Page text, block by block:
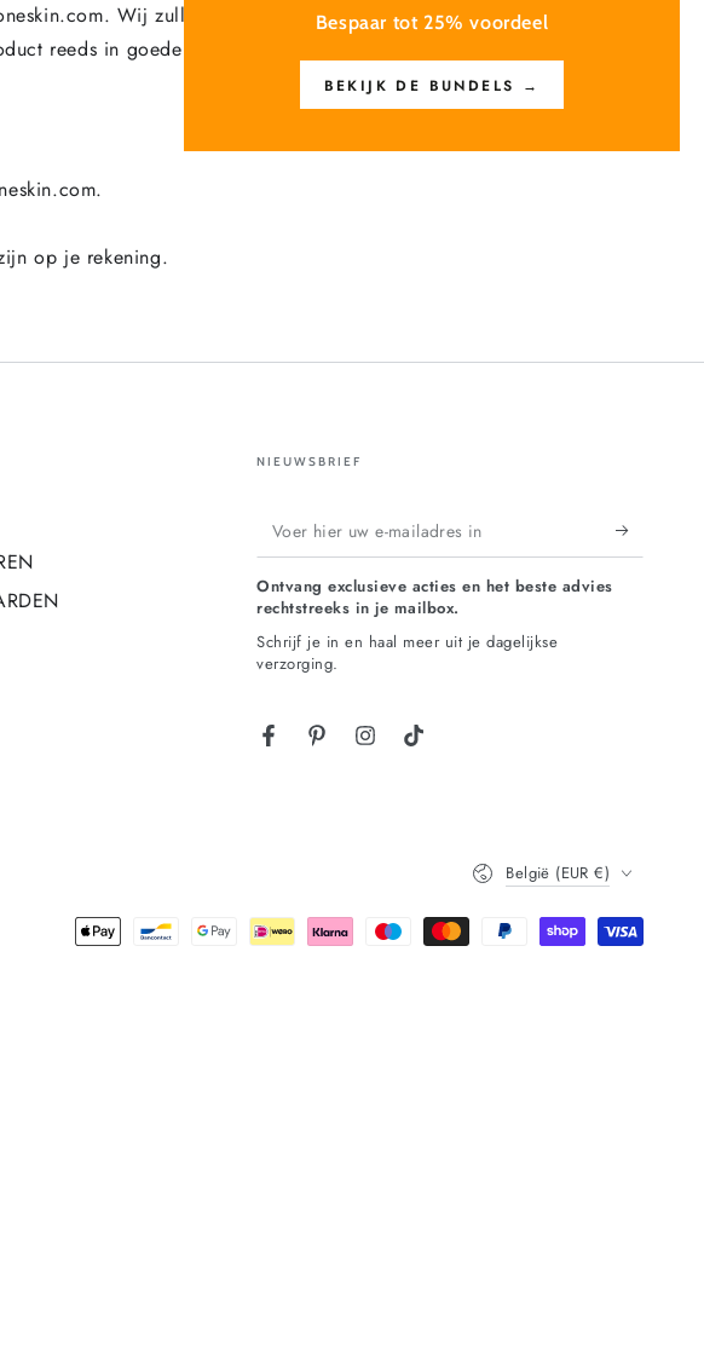
Bespaar tot 25% voordeel
BEKIJK DE BUNDELS →
Wij zullen vervolgens het verschuldigde
reeds in goede orde retour ontvangen is.
op je rekening.
NIEUWSBRIEF
Voer
hier
uw
e-
mailadres
Ontvang exclusieve acties en het beste advies
rechtstreeks in je mailbox.
Schrijf je in en haal meer uit je dagelijkse
verzorging.
België (EUR €)